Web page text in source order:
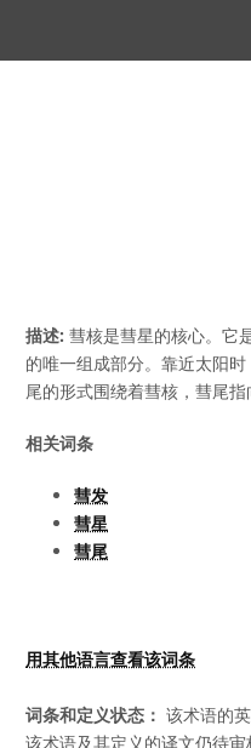
描述: 彗核是彗星的核心。它
的唯一组成部分。靠近太阳
尾的形式围绕着彗核，彗尾指
相关词条
彗发
彗星
彗尾
用其他语言查看该词条
词条和定义状态： 该术语的
该术语及其定义的译文仍待审